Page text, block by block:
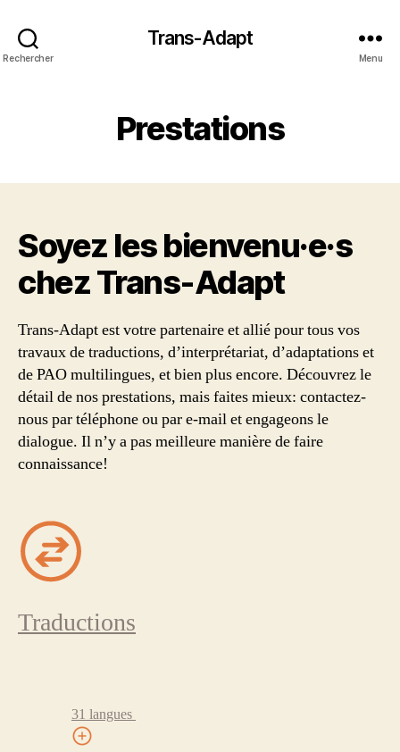
Rechercher
Trans-Adapt
Menu
Prestations
Soyez les bienvenu·e·s
chez Trans‑Adapt
Trans-Adapt est votre partenaire et allié pour tous vos
travaux de traductions, d’interprétariat, d’adaptations et
de PAO multilingues, et bien plus encore. Découvrez le
détail de nos prestations, mais faites mieux: contactez-
nous par téléphone ou par e-mail et engageons le
dialogue. Il n’y a pas meilleure manière de faire
connaissance!
Traductions
31 langues